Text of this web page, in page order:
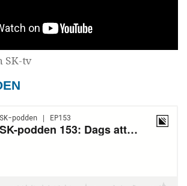
SK-tv